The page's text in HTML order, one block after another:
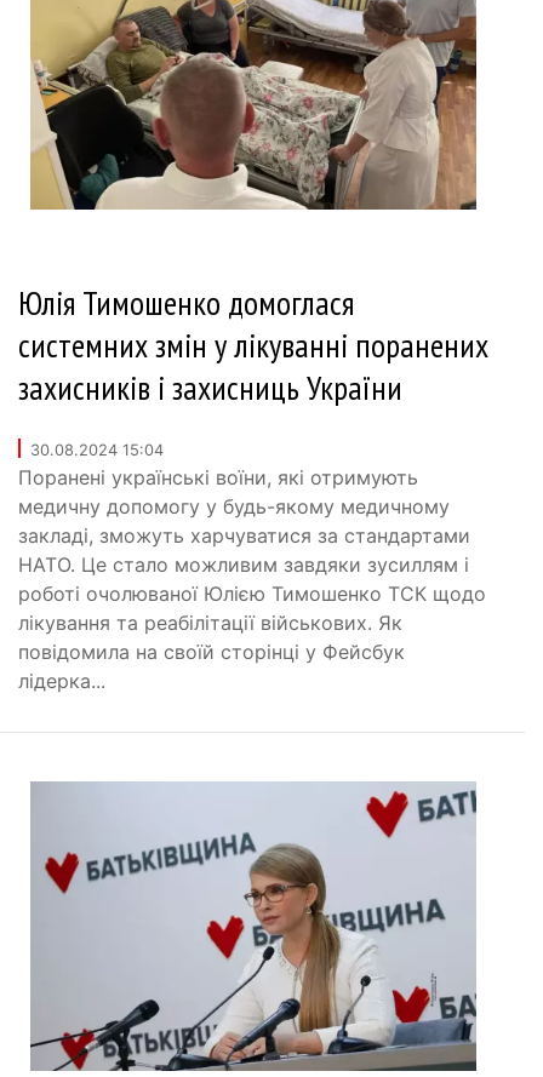
Юлія Тимошенко домоглася
системних змін у лікуванні поранених
захисників і захисниць України
30.08.2024 15:04
Поранені українські воїни, які отримують
медичну допомогу у будь-якому медичному
закладі, зможуть харчуватися за стандартами
НАТО. Це стало можливим завдяки зусиллям і
роботі очолюваної Юлією Тимошенко ТСК щодо
лікування та реабілітації військових. Як
повідомила на своїй сторінці у Фейсбук
лідерка...